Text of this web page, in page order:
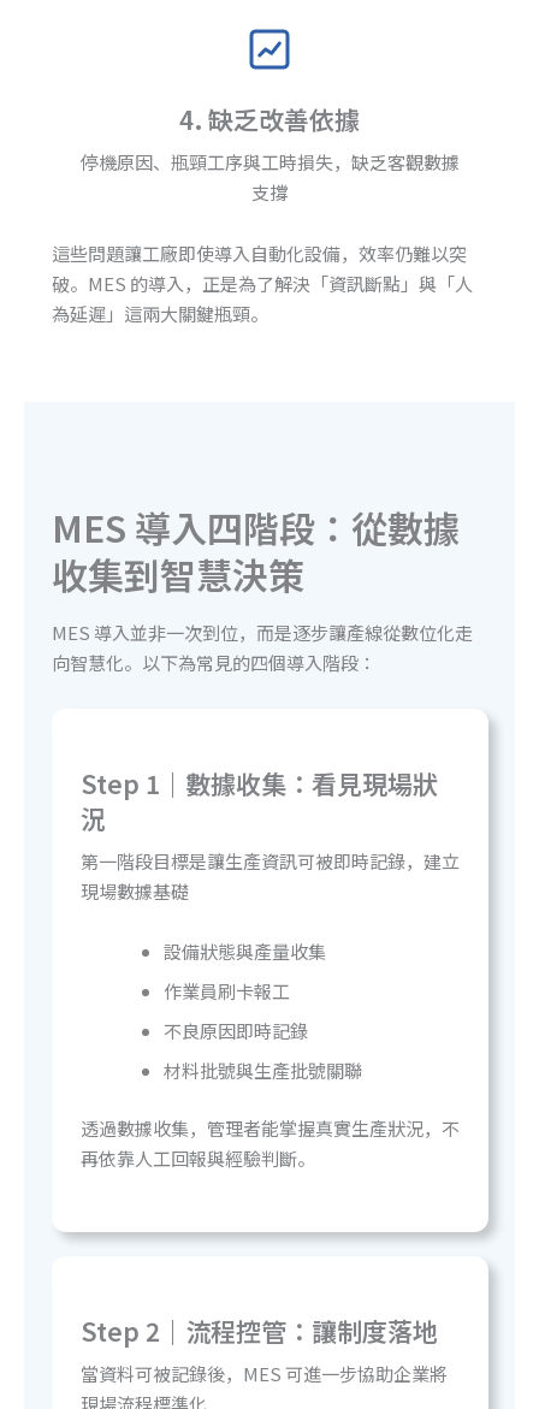
4. 缺乏改善依據
停機原因、瓶頸工序與工時損失，缺乏客觀數據
支撐
這些問題讓工廠即使導入自動化設備，效率仍難以突
破。MES 的導入，正是為了解決「資訊斷點」與「人
為延遲」這兩大關鍵瓶頸。
MES 導入四階段：從數據
收集到智慧決策
MES 導入並非一次到位，而是逐步讓產線從數位化走
向智慧化。以下為常見的四個導入階段：
Step 1｜數據收集：看見現場狀
況
第一階段目標是讓生產資訊可被即時記錄，建立
現場數據基礎
設備狀態與產量收集
作業員刷卡報工
不良原因即時記錄
材料批號與生產批號關聯
透過數據收集，管理者能掌握真實生產狀況，不
再依靠人工回報與經驗判斷。
Step 2｜流程控管： 讓制度落地
當資料可被記錄後，MES 可進一步協助企業將
現場流程標準化